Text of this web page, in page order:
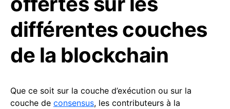
différentes couches
de la blockchain
Que ce soit sur la couche d’exécution ou sur la
couche de consensus, les contributeurs à la